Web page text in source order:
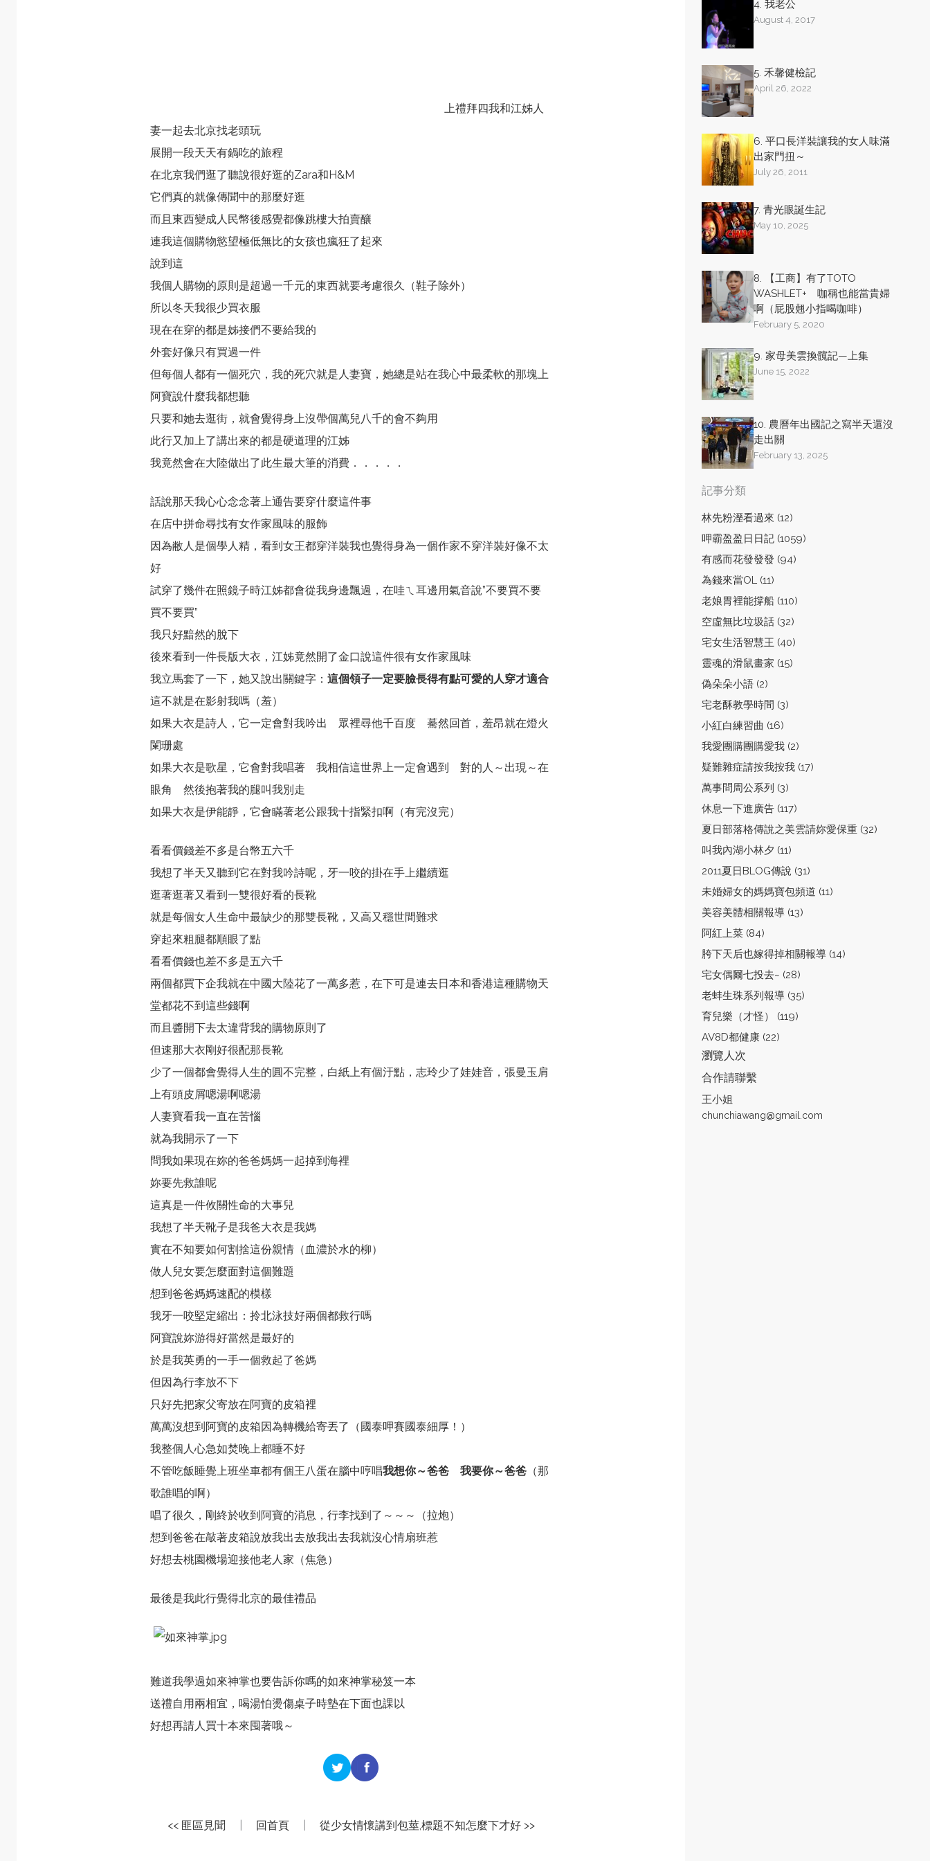
上禮拜四我和江姊人
妻一起去北京找老頭玩
展開一段天天有鍋吃的旅程
在北京我們逛了聽說很好逛的Zara和H&M
它們真的就像傳聞中的那麼好逛
而且東西變成人民幣後感覺都像跳樓大拍賣釀
連我這個購物慾望極低無比的女孩也瘋狂了起來
說到這
我個人購物的原則是超過一千元的東西就要考慮很久（鞋子除外）
所以冬天我很少買衣服
現在在穿的都是姊接們不要給我的
外套好像只有買過一件
但每個人都有一個死穴，我的死穴就是人妻寶，她總是站在我心中最柔軟的那塊上
阿寶說什麼我都想聽
只要和她去逛街，就會覺得身上沒帶個萬兒八千的會不夠用
此行又加上了講出來的都是硬道理的江姊
我竟然會在大陸做出了此生最大筆的消費．．．．．
話說那天我心心念念著上通告要穿什麼這件事
在店中拼命尋找有女作家風味的服飾
因為敝人是個學人精，看到女王都穿洋裝我也覺得身為一個作家不穿洋裝好像不太
好
試穿了幾件在照鏡子時江姊都會從我身邊飄過，在哇ㄟ耳邊用氣音說”不要買不要
買不要買”
我只好黯然的脫下
後來看到一件長版大衣，江姊竟然開了金口說這件很有女作家風味
我立馬套了一下，她又說出關鍵字： 這個領子一定要臉長得有點可愛的人穿才適合
這不就是在影射我嗎（羞）
如果大衣是詩人，它一定會對我吟出 眾裡尋他千百度 驀然回首，羞昂就在燈火
闌珊處
如果大衣是歌星，它會對我唱著 我相信這世界上一定會遇到 對的人～出現～在
眼角 然後抱著我的腿叫我別走
如果大衣是伊能靜，它會瞞著老公跟我十指緊扣啊（有完沒完）
看看價錢差不多是台幣五六千
我想了半天又聽到它在對我吟詩呢，牙一咬的掛在手上繼續逛
逛著逛著又看到一雙很好看的長靴
就是每個女人生命中最缺少的那雙長靴，又高又穩世間難求
穿起來粗腿都順眼了點
看看價錢也差不多是五六千
兩個都買下企我就在中國大陸花了一萬多惹，在下可是連去日本和香港這種購物天
堂都花不到這些錢啊
而且醬開下去太違背我的購物原則了
但速那大衣剛好很配那長靴
少了一個都會覺得人生的圓不完整，白紙上有個汙點，志玲少了娃娃音，張曼玉肩
上有頭皮屑嗯湯啊嗯湯
人妻寶看我一直在苦惱
就為我開示了一下
問我如果現在妳的爸爸媽媽一起掉到海裡
妳要先救誰呢
這真是一件攸關性命的大事兒
我想了半天靴子是我爸大衣是我媽
實在不知要如何割捨這份親情（血濃於水的柳）
做人兒女要怎麼面對這個難題
想到爸爸媽媽速配的模樣
我牙一咬堅定縮出：拎北泳技好兩個都救行嗎
阿寶說妳游得好當然是最好的
於是我英勇的一手一個救起了爸媽
但因為行李放不下
只好先把家父寄放在阿寶的皮箱裡
萬萬沒想到阿寶的皮箱因為轉機給寄丟了（國泰呷賽國泰細厚！）
我整個人心急如焚晚上都睡不好
不管吃飯睡覺上班坐車都有個王八蛋在腦中哼唱我想你～爸爸 我要你～爸爸 （那
歌誰唱的啊）
唱了很久，剛終於收到阿寶的消息，行李找到了～～～（拉炮）
想到爸爸在敲著皮箱說放我出去放我出去我就沒心情扇班惹
好想去桃園機場迎接他老人家（焦急）
最後是我此行覺得北京的最佳禮品
難道我學過如來神掌也要告訴你嗎的如來神掌秘笈一本
送禮自用兩相宜，喝湯怕燙傷桌子時墊在下面也課以
好想再請人買十本來囤著哦～
<< 匪區見聞 回首頁 從少女情懷講到包莖,標題不知怎麼下才好 >>
4. 我老公
August 4, 2017
5. 禾馨健檢記
April 26, 2022
6. 平口長洋裝讓我的女人味滿
出家門扭～
July 26, 2011
7. 青光眼誕生記
May 10, 2025
8. 【工商】有了TOTO
WASHLET+ 咖稱也能當貴婦
啊（屁股翹小指喝咖啡）
February 5, 2020
9. 家母美雲換髖記—上集
June 15, 2022
10. 農曆年出國記之寫半天還沒
走出關
February 13, 2025
記事分類
林先粉溼看過來 (12)
呷霸盈盈日日記 (1059)
有感而花發發發 (94)
為錢來當OL (11)
老娘胃裡能撐船 (110)
空虛無比垃圾話 (32)
宅女生活智慧王 (40)
靈魂的滑鼠畫家 (15)
偽朵朵小語 (2)
宅老酥教學時間 (3)
小紅白練習曲 (16)
我愛團購團購愛我 (2)
疑難雜症請按我按我 (17)
萬事問周公系列 (3)
休息一下進廣告 (117)
夏日部落格傳說之美雲請妳愛保重 (32)
叫我內湖小林夕 (11)
2011夏日BLOG傳說 (31)
未婚婦女的媽媽寶包頻道 (11)
美容美體相關報導 (13)
阿紅上菜 (84)
胯下天后也嫁得掉相關報導 (14)
宅女偶爾七投去~ (28)
老蚌生珠系列報導 (35)
育兒樂（才怪） (119)
AV8D都健康 (22)
瀏覽人次
合作請聯繫
王小姐
chunchiawang@gmail.com